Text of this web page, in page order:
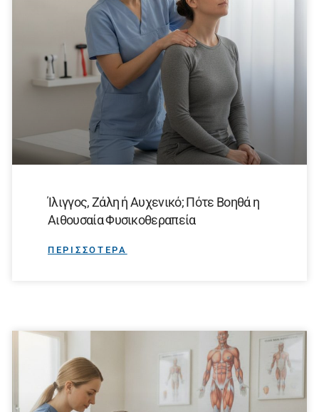
Ίλιγγος, Ζάλη ή Αυχενικό; Πότε Βοηθά η
Αιθουσαία Φυσικοθεραπεία
ΠΕΡΙΣΣΟΤΕΡΑ